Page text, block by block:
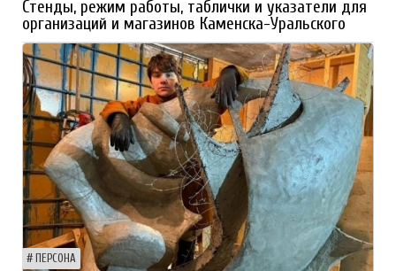
Стенды, режим работы, таблички и указатели для
организаций и магазинов Каменска-Уральского
ПЕРСОНА